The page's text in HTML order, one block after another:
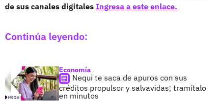
de sus canales digitales Ingresa a este enlace.
Continúa leyendo:
Economía
Nequi te saca de apuros con sus
créditos propulsor y salvavidas; tramítalo
en minutos